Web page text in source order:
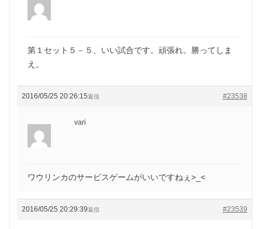
第１セット５－５、いい試合です。頑張れ。勝ってしま
え。
2016/05/25 20:26:15 #23538
返信
vari
ワウリンカのサービスゲームがいいですねぇ>_<
2016/05/25 20:29:39 #23539
返信